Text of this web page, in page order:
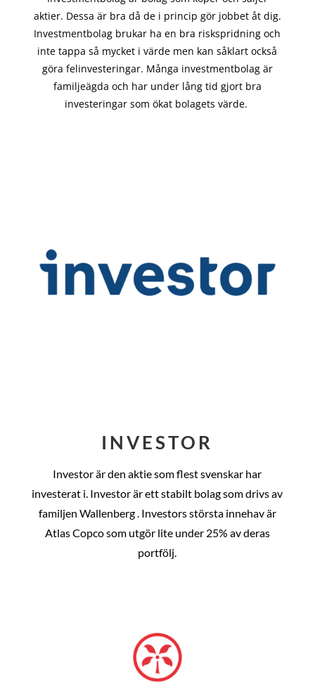
aktier. Dessa är bra då de i princip görjobbet åt dig.
Investmentbolag brukar ha en bra riskspridning och
inte tappa så mycket i värde men kan såklart också
göra felinvesteringar. Många investmentbolag är
familjeägda och har under lång tid gjort bra
investeringar som ökat bolagets värde.
INVESTOR
Investor är den aktie som flest svenskar har
investerat i. Investor är ett stabilt bolag som drivs av
familjen Wallenberg . Investors största innehav är
Atlas Copco som utgör lite under 25% av deras
portfölj.